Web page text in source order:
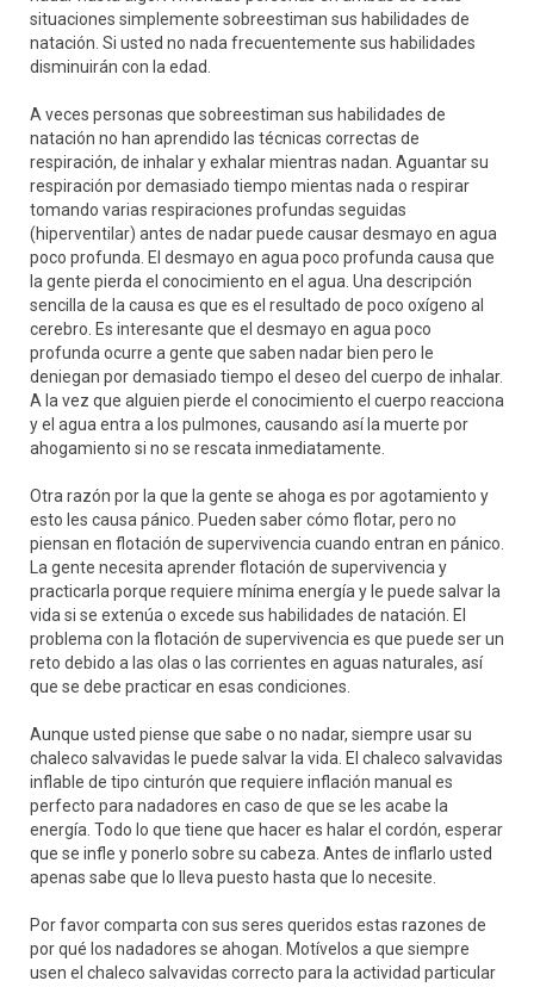
situaciones simplemente sobreestiman sus habilidades de
natación. Si usted no nada frecuentemente sus habilidades
disminuirán con la edad.
A veces personas que sobreestiman sus habilidades de
natación no han aprendido las técnicas correctas de
respiración, de inhalar y exhalar mientras nadan. Aguantar su
respiración por demasiado tiempo mientas nada o respirar
tomando varias respiraciones profundas seguidas
(hiperventilar) antes de nadar puede causar desmayo en agua
poco profunda. El desmayo en agua poco profunda causa que
la gente pierda el conocimiento en el agua. Una descripción
sencilla de la causa es que es el resultado de poco oxígeno al
cerebro. Es interesante que el desmayo en agua poco
profunda ocurre a gente que saben nadar bien pero le
deniegan por demasiado tiempo el deseo del cuerpo de inhalar.
A la vez que alguien pierde el conocimiento el cuerpo reacciona
y el agua entra a los pulmones, causando así la muerte por
ahogamiento si no se rescata inmediatamente.
Otra razón por la que la gente se ahoga es por agotamiento y
esto les causa pánico. Pueden saber cómo flotar, pero no
piensan en flotación de supervivencia cuando entran en pánico.
La gente necesita aprender flotación de supervivencia y
practicarla porque requiere mínima energía y le puede salvar la
vida si se extenúa o excede sus habilidades de natación. El
problema con la flotación de supervivencia es que puede ser un
reto debido a las olas o las corrientes en aguas naturales, así
que se debe practicar en esas condiciones.
Aunque usted piense que sabe o no nadar, siempre usar su
chaleco salvavidas le puede salvar la vida. El chaleco salvavidas
inflable de tipo cinturón que requiere inflación manual es
perfecto para nadadores en caso de que se les acabe la
energía. Todo lo que tiene que hacer es halar el cordón, esperar
que se infle y ponerlo sobre su cabeza. Antes de inflarlo usted
apenas sabe que lo lleva puesto hasta que lo necesite.
Por favor comparta con sus seres queridos estas razones de
por qué los nadadores se ahogan. Motívelos a que siempre
usen el chaleco salvavidas correcto para la actividad particular